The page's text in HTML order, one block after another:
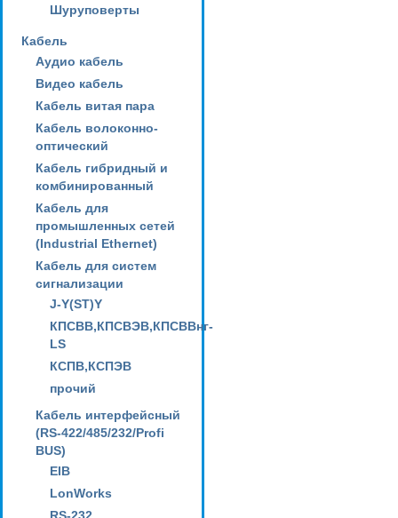
Шуруповерты
Кабель
Аудио кабель
Видео кабель
Кабель витая пара
Кабель волоконно-
оптический
Кабель гибридный и
комбинированный
Кабель для
промышленных сетей
(Industrial Ethernet)
Кабель для систем
сигнализации
J-Y(ST)Y
КПСВВ,КПСВЭВ,КПСВВнг-
LS
КСПВ,КСПЭВ
прочий
Кабель интерфейсный
(RS-422/485/232/Profi
BUS)
EIB
LonWorks